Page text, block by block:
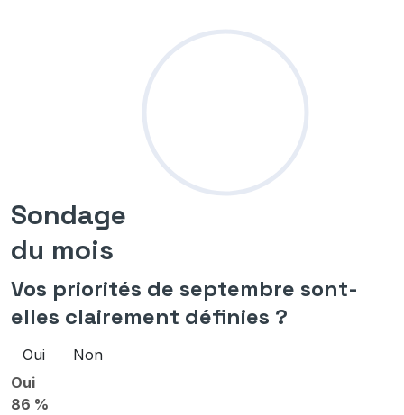
Sondage
du mois
Vos priorités de septembre sont-
elles clairement définies ?
Oui
Non
Oui
86 %